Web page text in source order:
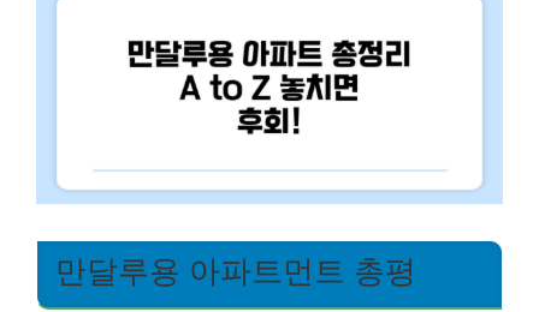
만달루용 아파트먼트 총평